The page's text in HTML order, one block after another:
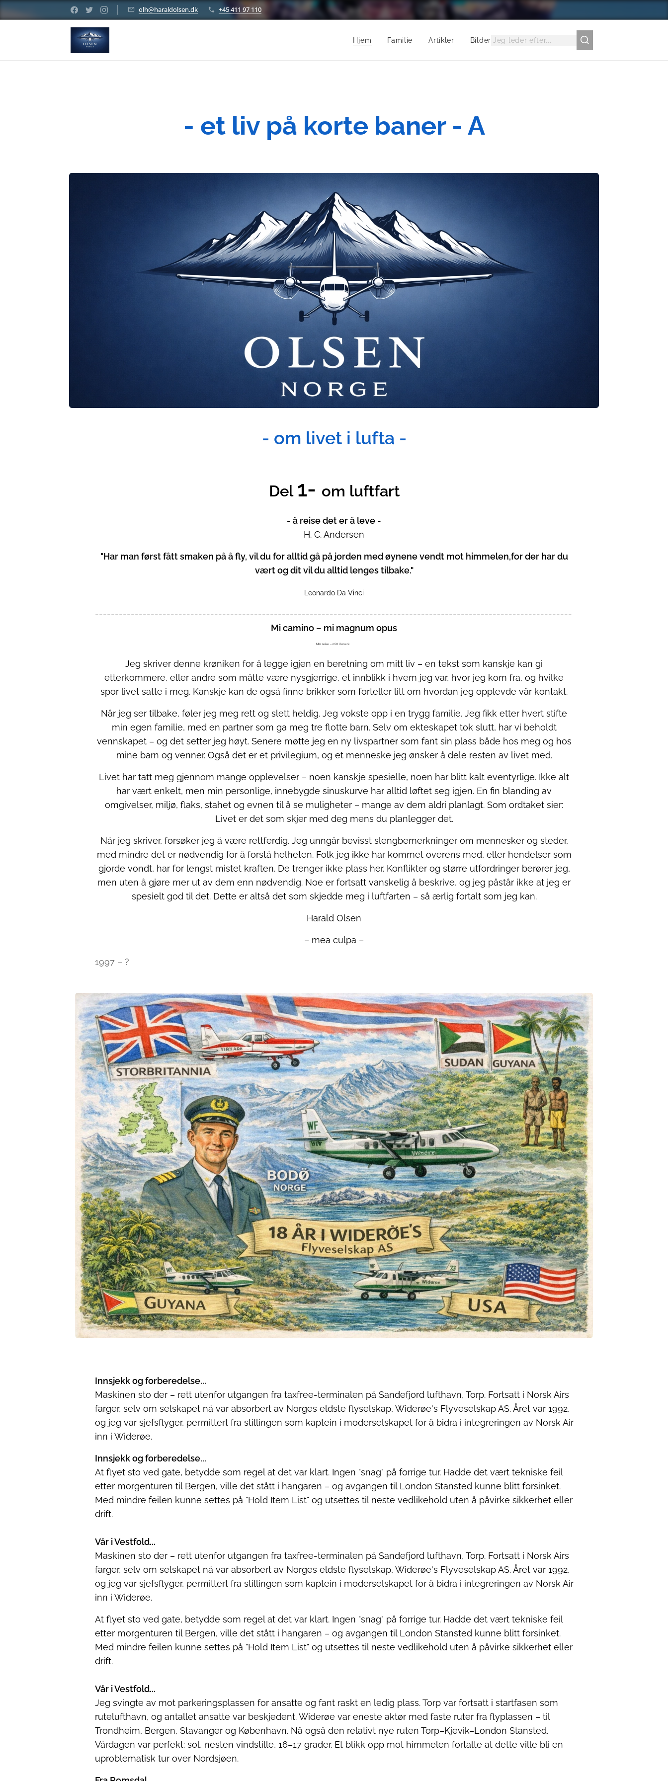
olh@haraldolsen.dk +45 411 97 110
Hjem Familie Artikler Bilder
- et liv på korte baner - A
- om livet i lufta -
Del 1- om luftfart
- å reise det er å leve -
H. C. Andersen
"Har man først fått smaken på å fly, vil du for alltid gå på jorden med øynene vendt mot himmelen,for der har du
vært og dit vil du alltid lenges tilbake."
Leonardo Da Vinci
------------------------------------------------------------------------------------------------------------------------
Mi camino – mi magnum opus
Min reise – mitt livsverk
Jeg skriver denne krøniken for å legge igjen en beretning om mitt liv – en tekst som kanskje kan gi
etterkommere, eller andre som måtte være nysgjerrige, et innblikk i hvem jeg var, hvor jeg kom fra, og hvilke
spor livet satte i meg. Kanskje kan de også finne brikker som forteller litt om hvordan jeg opplevde vår kontakt.
Når jeg ser tilbake, føler jeg meg rett og slett heldig. Jeg vokste opp i en trygg familie. Jeg fikk etter hvert stifte
min egen familie, med en partner som ga meg tre flotte barn. Selv om ekteskapet tok slutt, har vi beholdt
vennskapet – og det setter jeg høyt. Senere møtte jeg en ny livspartner som fant sin plass både hos meg og hos
mine barn og venner. Også det er et privilegium, og et menneske jeg ønsker å dele resten av livet med.
Livet har tatt meg gjennom mange opplevelser – noen kanskje spesielle, noen har blitt kalt eventyrlige. Ikke alt
har vært enkelt, men min personlige, innebygde sinuskurve har alltid løftet seg igjen. En fin blanding av
omgivelser, miljø, flaks, stahet og evnen til å se muligheter – mange av dem aldri planlagt. Som ordtaket sier:
Livet er det som skjer med deg mens du planlegger det.
Når jeg skriver, forsøker jeg å være rettferdig. Jeg unngår bevisst slengbemerkninger om mennesker og steder,
med mindre det er nødvendig for å forstå helheten. Folk jeg ikke har kommet overens med, eller hendelser som
gjorde vondt, har for lengst mistet kraften. De trenger ikke plass her. Konflikter og større utfordringer berører jeg,
men uten å gjøre mer ut av dem enn nødvendig. Noe er fortsatt vanskelig å beskrive, og jeg påstår ikke at jeg er
spesielt god til det. Dette er altså det som skjedde meg i luftfarten – så ærlig fortalt som jeg kan.
Harald Olsen
– mea culpa –
1997 – ?
Innsjekk og forberedelse...
Maskinen sto der – rett utenfor utgangen fra taxfree-terminalen på Sandefjord lufthavn, Torp. Fortsatt i Norsk Airs
farger, selv om selskapet nå var absorbert av Norges eldste flyselskap, Widerøe's Flyveselskap AS. Året var 1992,
og jeg var sjefsflyger, permittert fra stillingen som kaptein i moderselskapet for å bidra i integreringen av Norsk Air
inn i Widerøe.
Innsjekk og forberedelse...
At flyet sto ved gate, betydde som regel at det var klart. Ingen "snag" på forrige tur. Hadde det vært tekniske feil
etter morgenturen til Bergen, ville det stått i hangaren – og avgangen til London Stansted kunne blitt forsinket.
Med mindre feilen kunne settes på "Hold Item List" og utsettes til neste vedlikehold uten å påvirke sikkerhet eller
drift.
Vår i Vestfold...
Maskinen sto der – rett utenfor utgangen fra taxfree-terminalen på Sandefjord lufthavn, Torp. Fortsatt i Norsk Airs
farger, selv om selskapet nå var absorbert av Norges eldste flyselskap, Widerøe's Flyveselskap AS. Året var 1992,
og jeg var sjefsflyger, permittert fra stillingen som kaptein i moderselskapet for å bidra i integreringen av Norsk Air
inn i Widerøe.
At flyet sto ved gate, betydde som regel at det var klart. Ingen "snag" på forrige tur. Hadde det vært tekniske feil
etter morgenturen til Bergen, ville det stått i hangaren – og avgangen til London Stansted kunne blitt forsinket.
Med mindre feilen kunne settes på "Hold Item List" og utsettes til neste vedlikehold uten å påvirke sikkerhet eller
drift.
Vår i Vestfold...
Jeg svingte av mot parkeringsplassen for ansatte og fant raskt en ledig plass. Torp var fortsatt i startfasen som
rutelufthavn, og antallet ansatte var beskjedent. Widerøe var eneste aktør med faste ruter fra flyplassen – til
Trondheim, Bergen, Stavanger og København. Nå også den relativt nye ruten Torp–Kjevik–London Stansted.
Vårdagen var perfekt: sol, nesten vindstille, 16–17 grader. Et blikk opp mot himmelen fortalte at dette ville bli en
uproblematisk tur over Nordsjøen.